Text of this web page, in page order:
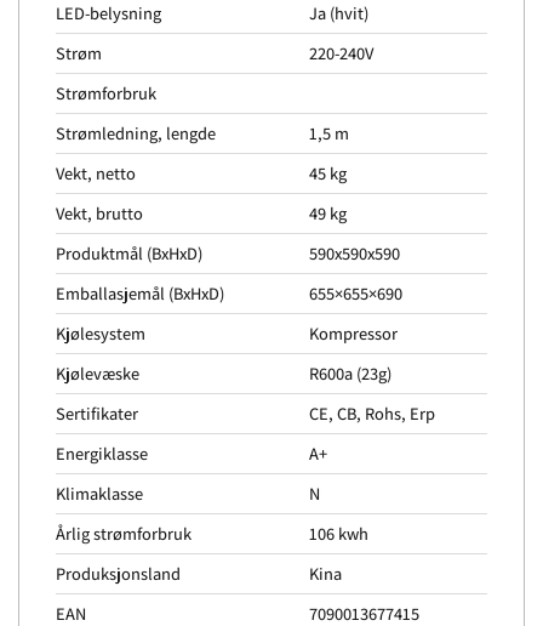
LED-belysning
Ja (hvit)
Strøm
220-240V
Strømforbruk
Strømledning, lengde
1,5 m
Vekt, netto
45 kg
Vekt, brutto
49 kg
Produktmål (BxHxD)
590x590x590
Emballasjemål (BxHxD)
655×655×690
Kjølesystem
Kompressor
Kjølevæske
R600a (23g)
Sertifikater
CE, CB, Rohs, Erp
Energiklasse
A+
Klimaklasse
N
Årlig strømforbruk
106 kwh
Produksjonsland
Kina
EAN
7090013677415